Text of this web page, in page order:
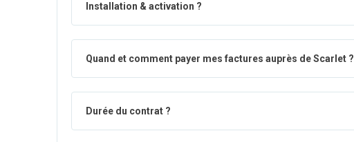
Installation & activation ?
Quand et comment payer mes factures auprès de Scarlet ?
Durée du contrat ?